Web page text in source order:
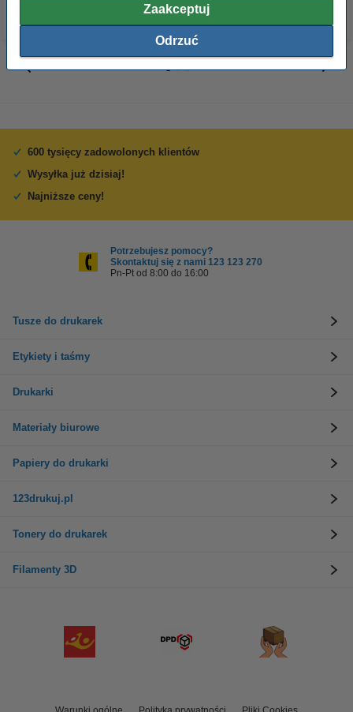
Zaakceptuj
Odrzuć
600 tysięcy zadowolonych klientów
Wysyłka już dzisiaj!
Najniższe ceny!
Potrzebujesz pomocy?
Skontaktuj się z nami 123 123 270
Pn-Pt od 8:00 do 16:00
Tusze do drukarek
Etykiety i taśmy
Drukarki
Materiały biurowe
Papiery do drukarki
123drukuj.pl
Tonery do drukarek
Filamenty 3D